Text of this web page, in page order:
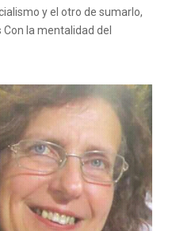
y el otro de sumarlo,
la mentalidad del